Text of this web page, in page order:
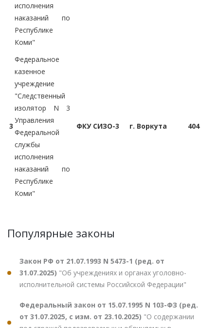
исполнения
наказаний по
Республике
Коми"
3
Федеральное
казенное
учреждение
"Следственный
изолятор N 3
Управления
Федеральной
службы
исполнения
наказаний по
Республике
Коми"
ФКУ СИЗО-3 г. Воркута 404
Популярные законы
Закон РФ от 21.07.1993 N 5473-1 (ред. от
31.07.2025) "Об учреждениях и органах уголовно-
исполнительной системы Российской Федерации"
Федеральный закон от 15.07.1995 N 103-ФЗ (ред.
от 31.07.2025, с изм. от 23.10.2025) "О содержании